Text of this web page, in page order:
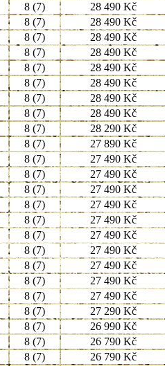
8 (7)
28 490 Kč
8 (7)
28 490 Kč
8 (7)
28 490 Kč
8 (7)
28 490 Kč
8 (7)
28 490 Kč
8 (7)
28 490 Kč
8 (7)
28 490 Kč
8 (7)
28 490 Kč
8 (7)
28 290 Kč
8 (7)
27 890 Kč
8 (7)
27 490 Kč
8 (7)
27 490 Kč
8 (7)
27 490 Kč
8 (7)
27 490 Kč
8 (7)
27 490 Kč
8 (7)
27 490 Kč
8 (7)
27 490 Kč
8 (7)
27 490 Kč
8 (7)
27 490 Kč
8 (7)
27 490 Kč
8 (7)
27 290 Kč
8 (7)
26 990 Kč
8 (7)
26 790 Kč
8 (7) 26 790 Kč